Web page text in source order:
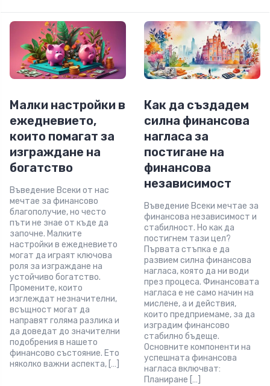
Малки настройки в
ежедневието,
които помагат за
изграждане на
богатство
Въведение Всеки от нас
мечтае за финансово
благополучие, но често
пъти не знае от къде да
започне. Малките
настройки в ежедневието
могат да играят ключова
роля за изграждане на
устойчиво богатство.
Промените, които
изглеждат незначителни,
всъщност могат да
направят голяма разлика и
да доведат до значителни
подобрения в нашето
финансово състояние. Ето
няколко важни аспекта, […]
Как да създадем
силна финансова
нагласа за
постигане на
финансова
независимост
Въведение Всеки мечтае за
финансова независимост и
стабилност. Но как да
постигнем тази цел?
Първата стъпка е да
развием силна финансова
нагласа, която да ни води
през процеса. Финансовата
нагласа е не само начин на
мислене, а и действия,
които предприемаме, за да
изградим финансово
стабилно бъдеще.
Основните компоненти на
успешната финансова
нагласа включват:
Планиране […]